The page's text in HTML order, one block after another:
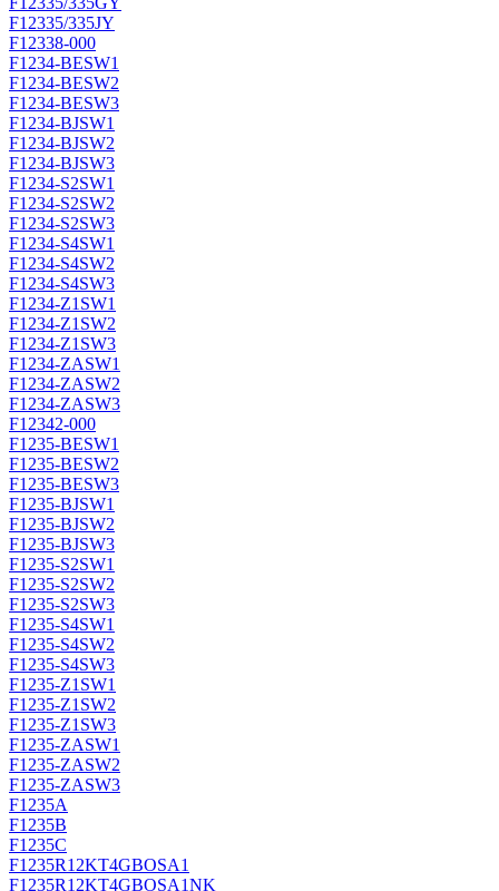
F12335/335JY
F12338-000
F1234-BESW1
F1234-BESW2
F1234-BESW3
F1234-BJSW1
F1234-BJSW2
F1234-BJSW3
F1234-S2SW1
F1234-S2SW2
F1234-S2SW3
F1234-S4SW1
F1234-S4SW2
F1234-S4SW3
F1234-Z1SW1
F1234-Z1SW2
F1234-Z1SW3
F1234-ZASW1
F1234-ZASW2
F1234-ZASW3
F12342-000
F1235-BESW1
F1235-BESW2
F1235-BESW3
F1235-BJSW1
F1235-BJSW2
F1235-BJSW3
F1235-S2SW1
F1235-S2SW2
F1235-S2SW3
F1235-S4SW1
F1235-S4SW2
F1235-S4SW3
F1235-Z1SW1
F1235-Z1SW2
F1235-Z1SW3
F1235-ZASW1
F1235-ZASW2
F1235-ZASW3
F1235A
F1235B
F1235C
F1235R12KT4GBOSA1
F1235R12KT4GBOSA1NK